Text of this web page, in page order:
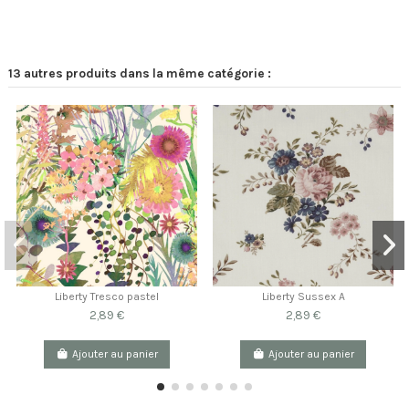
13 autres produits dans la même catégorie :
Liberty Tresco pastel
2,89 €
Ajouter au panier
Liberty Sussex A
2,89 €
Ajouter au panier